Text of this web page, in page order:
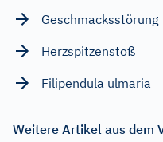
Geschmacksstörung
Herzspitzenstoß
Filipendula ulmaria
Weitere Artikel aus dem